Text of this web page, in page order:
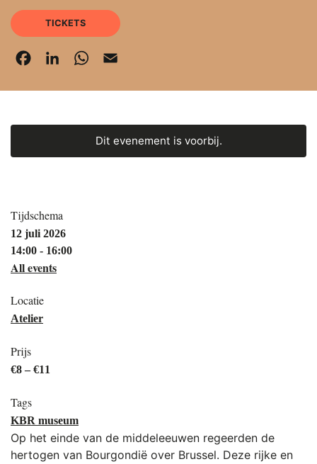
TICKETS
FacebookLinkedInWhatsApp
Dit evenement is voorbij.
Tijdschema
12 juli 2026
14:00 - 16:00
All events
Locatie
Atelier
Prijs
€8 – €11
Tags
KBR museum
Op het einde van de middeleeuwen regeerden de
hertogen van Bourgondië over Brussel. Deze rijke en